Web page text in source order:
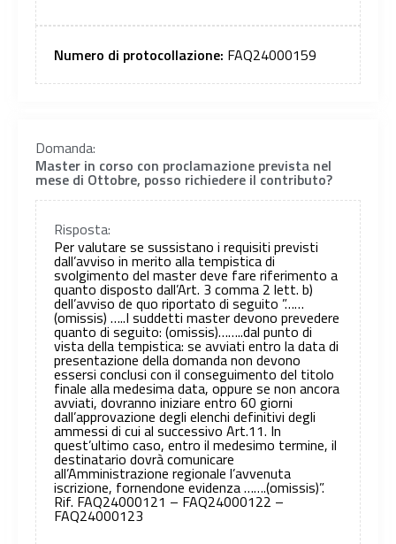
Numero di protocollazione: FAQ24000159
Domanda:
Master in corso con proclamazione prevista nel
mese di Ottobre, posso richiedere il contributo?
Risposta:
Per valutare se sussistano i requisiti previsti
dall’avviso in merito alla tempistica di
svolgimento del master deve fare riferimento a
quanto disposto dall’Art. 3 comma 2 lett. b)
dell’avviso de quo riportato di seguito ”……
(omissis) …..I suddetti master devono prevedere
quanto di seguito: (omissis)……..dal punto di
vista della tempistica: se avviati entro la data di
presentazione della domanda non devono
essersi conclusi con il conseguimento del titolo
finale alla medesima data, oppure se non ancora
avviati, dovranno iniziare entro 60 giorni
dall’approvazione degli elenchi definitivi degli
ammessi di cui al successivo Art.11. In
quest’ultimo caso, entro il medesimo termine, il
destinatario dovrà comunicare
all’Amministrazione regionale l’avvenuta
iscrizione, fornendone evidenza …….(omissis)”.
Rif. FAQ24000121 – FAQ24000122 –
FAQ24000123